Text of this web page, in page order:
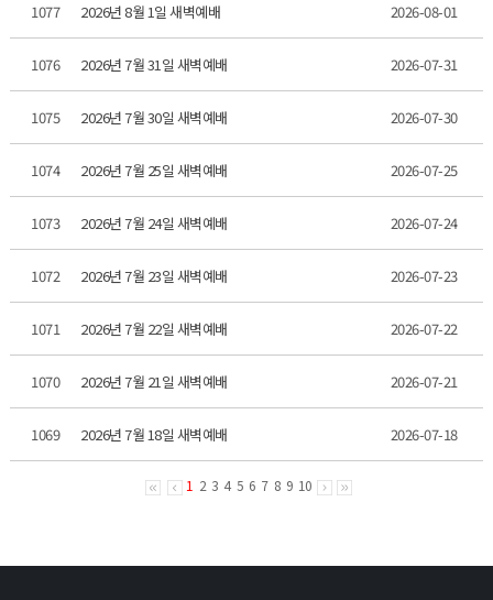
1077 2026년 8월 1일 새벽예배 2026-08-01
1076 2026년 7월 31일 새벽예배 2026-07-31
1075 2026년 7월 30일 새벽예배 2026-07-30
1074 2026년 7월 25일 새벽예배 2026-07-25
1073 2026년 7월 24일 새벽예배 2026-07-24
1072 2026년 7월 23일 새벽예배 2026-07-23
1071 2026년 7월 22일 새벽예배 2026-07-22
1070 2026년 7월 21일 새벽예배 2026-07-21
1069 2026년 7월 18일 새벽예배 2026-07-18
1 2 3 4 5 6 7 8 9 10